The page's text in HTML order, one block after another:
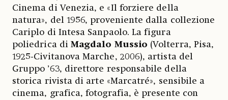
Cinema di Venezia, e «Il forziere della
natura», del 1956, proveniente dalla collezione
Cariplo di Intesa Sanpaolo. La figura
poliedrica di Magdalo Mussio (Volterra, Pisa,
1925-Civitanova Marche, 2006), artista del
Gruppo ’63, direttore responsabile della
storica rivista di arte «Marcatré», sensibile a
cinema, grafica, fotografia, è presente con